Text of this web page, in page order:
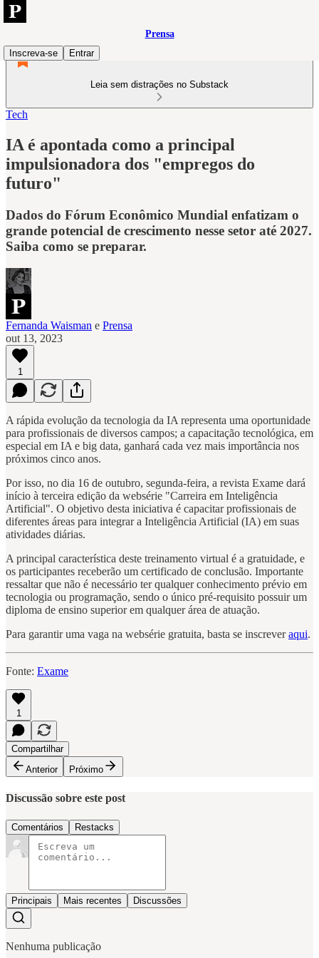
Prensa
Inscreva-se
Entrar
Leia sem distrações no Substack
Tech
IA é apontada como a principal
impulsionadora dos "empregos do
futuro"
Dados do Fórum Econômico Mundial enfatizam o
grande potencial de crescimento nesse setor até 2027.
Saiba como se preparar.
Fernanda Waisman e Prensa
out 13, 2023
1
A rápida evolução da tecnologia da IA representa uma oportunidade
para profissionais de diversos campos; a capacitação tecnológica, em
especial em IA e big data, ganhará cada vez mais importância nos
próximos cinco anos.
Por isso, no dia 16 de outubro, segunda-feira, a revista Exame dará
início à terceira edição da websérie "Carreira em Inteligência
Artificial". O objetivo desta iniciativa é capacitar profissionais de
diferentes áreas para integrar a Inteligência Artificial (IA) em suas
atividades diárias.
A principal característica deste treinamento virtual é a gratuidade, e
os participantes receberão um certificado de conclusão. Importante
ressaltar que não é necessário ter qualquer conhecimento prévio em
tecnologia ou programação, sendo o único pré-requisito possuir um
diploma de ensino superior em qualquer área de atuação.
Para garantir uma vaga na websérie gratuita, basta se inscreveraqui.
Fonte: Exame
1
Compartilhar
Anterior
Próximo
Discussão sobre este post
Comentários Restacks
Principais Mais recentes Discussões
Nenhuma publicação